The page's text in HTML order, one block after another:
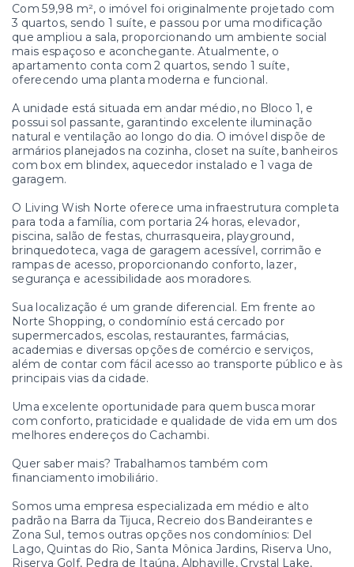
Com 59,98 m², o imóvel foi originalmente projetado com
3 quartos, sendo 1 suíte, e passou por uma modificação
que ampliou a sala, proporcionando um ambiente social
mais espaçoso e aconchegante. Atualmente, o
apartamento conta com 2 quartos, sendo 1 suíte,
oferecendo uma planta moderna e funcional.
A unidade está situada em andar médio, no Bloco 1, e
possui sol passante, garantindo excelente iluminação
natural e ventilação ao longo do dia. O imóvel dispõe de
armários planejados na cozinha, closet na suíte, banheiros
com box em blindex, aquecedor instalado e 1 vaga de
garagem.
O Living Wish Norte oferece uma infraestrutura completa
para toda a família, com portaria 24 horas, elevador,
piscina, salão de festas, churrasqueira, playground,
brinquedoteca, vaga de garagem acessível, corrimão e
rampas de acesso, proporcionando conforto, lazer,
segurança e acessibilidade aos moradores.
Sua localização é um grande diferencial. Em frente ao
Norte Shopping, o condomínio está cercado por
supermercados, escolas, restaurantes, farmácias,
academias e diversas opções de comércio e serviços,
além de contar com fácil acesso ao transporte público e às
principais vias da cidade.
Uma excelente oportunidade para quem busca morar
com conforto, praticidade e qualidade de vida em um dos
melhores endereços do Cachambi.
Quer saber mais? Trabalhamos também com
financiamento imobiliário.
Somos uma empresa especializada em médio e alto
padrão na Barra da Tijuca, Recreio dos Bandeirantes e
Zona Sul, temos outras opções nos condomínios: Del
Lago, Quintas do Rio, Santa Mônica Jardins, Riserva Uno,
Riserva Golf, Pedra de Itaúna, Alphaville, Crystal Lake,